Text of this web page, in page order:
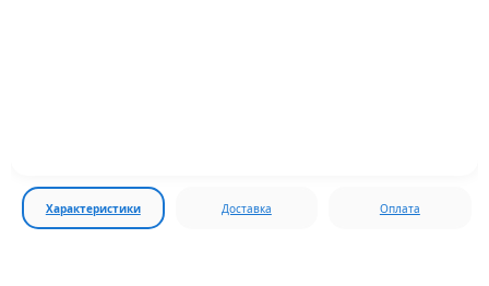
Характеристики Доставка Оплата